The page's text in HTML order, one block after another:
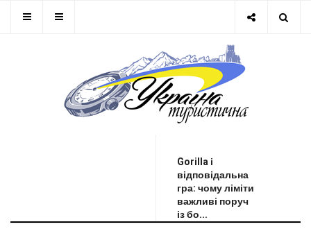
Gorilla і
відповідальна
гра: чому ліміти
важливі поруч
із бо...